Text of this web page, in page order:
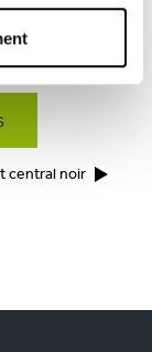
central noir